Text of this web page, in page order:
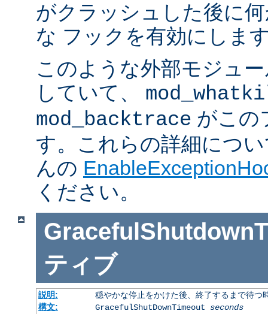
がクラッシュした後に
な フックを有効にしま
このような外部モジュ
していて、
mod_backtrace がこの
す。これらの詳細につ
んの
ください。
ティブ
説明:
穏やかな停止をかけた後、終了するまで待つ
構文:
GracefulShutDownTimeout seconds